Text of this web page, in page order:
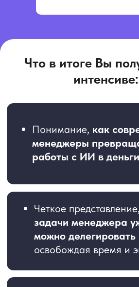
обратной связью от куратора
интенсива на 6 мес.
К оплате: 490 руб. 00 руб.